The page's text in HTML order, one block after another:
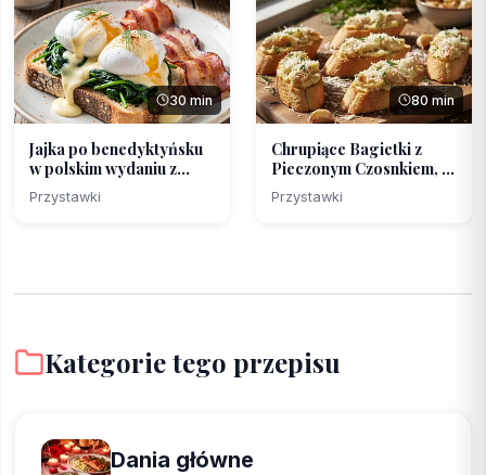
30 min
Jajka po benedyktyńsku
w polskim wydaniu z...
Przystawki
80 min
Chrupiące Bagietki z
Pieczonym Czosnkiem, ...
Przystawki
Kategorie tego przepisu
Dania główne